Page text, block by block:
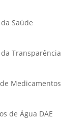
Saúde
Transparência
Medicamentos
de Água DAE